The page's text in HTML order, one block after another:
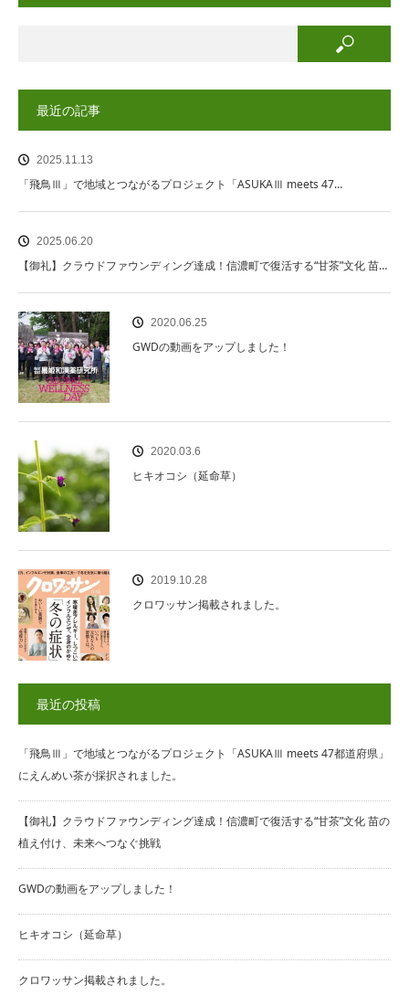
最近の記事
2025.11.13
「飛鳥Ⅲ」で地域とつながるプロジェクト「ASUKAⅢ meets 47…
2025.06.20
【御礼】クラウドファウンディング達成！信濃町で復活する“甘茶”文化 苗…
2020.06.25
GWDの動画をアップしました！
2020.03.6
ヒキオコシ（延命草）
2019.10.28
クロワッサン掲載されました。
最近の投稿
「飛鳥Ⅲ」で地域とつながるプロジェクト「ASUKAⅢ meets 47都道府県」
にえんめい茶が採択されました。
【御礼】クラウドファウンディング達成！信濃町で復活する“甘茶”文化 苗の
植え付け、未来へつなぐ挑戦
GWDの動画をアップしました！
ヒキオコシ（延命草）
クロワッサン掲載されました。